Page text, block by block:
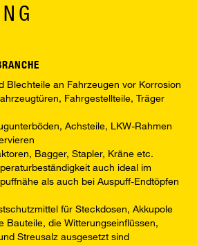
Blechteile an Fahrzeugen vor Korrosion
Fahrgestellteile, Träger
Achsteile, LKW-Rahmen
Bagger, Stapler, Kräne etc.
auch ideal im
als auch bei Auspuff-Endtöpfen
für Steckdosen, Akkupole
Bauteile, die Witterungseinflüssen,
Streusalz ausgesetzt sind